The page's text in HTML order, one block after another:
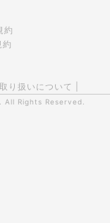
約
り扱いについて
All Rights Reserved.